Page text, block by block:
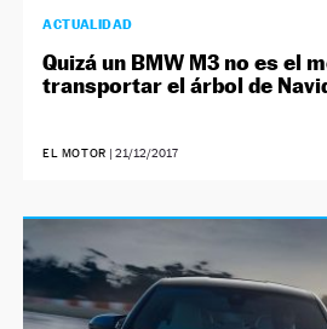
ACTUALIDAD
Quizá un BMW M3 no es el
transportar el árbol de
EL MOTOR | 21/12/2017